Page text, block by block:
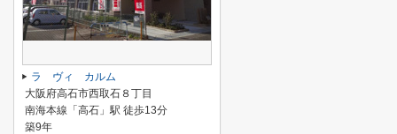
ラ ヴィ カルム
大阪府高石市西取石８丁目
南海本線「高石」駅 徒歩13分
築9年